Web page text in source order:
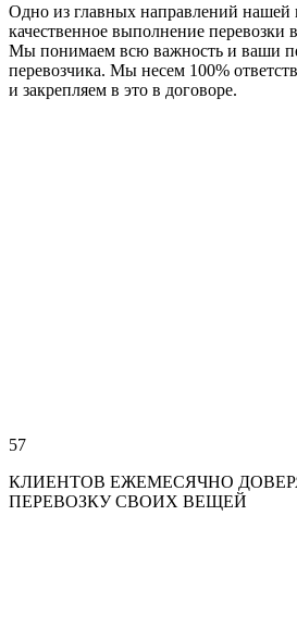
Одно из главных направлений нашей
качественное выполнение
Мы понимаем всю важность и ваши
перевозчика. Мы несем 100%
и закрепляем в это в договоре.
57
КЛИЕНТОВ ЕЖЕМЕСЯЧНО
ПЕРЕВОЗКУ СВОИХ ВЕЩЕЙ